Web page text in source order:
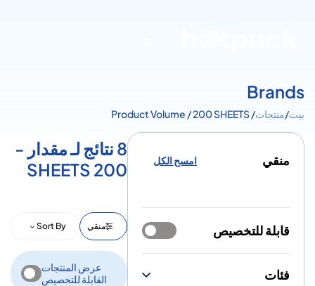
Brands
بيت/منتجات/ Product Volume / 200 SHEETS
منقي امسح الكل
قابلة للتخصيص
فئات
8 نتائج لـ مقدار -
200 SHEETS
منقي Sort By
عرض المنتجات
القابلة للتخصيص